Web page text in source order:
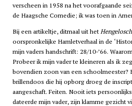
verscheen in 1958 na het voorafgaande
de Haagsche Comedie; ik was toen in
Bij een artikeltje, ditmaal uit het
oorspronkelijke Hamletverhaal in de
mijn vaders handschrift: 28/10-’66.
Probeer ik mijn vader te kleineren als ik
bovendien zoon van een schoolmeester?
brillendoos die hij opborg droeg de
aangeschaft. Feiten. Nooit iets
dateerde mijn vader, zijn klamme gezicht